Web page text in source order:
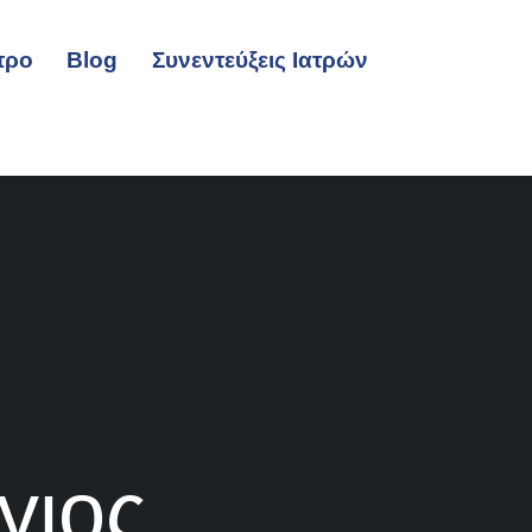
Blog Συνεντεύξεις Ιατρών